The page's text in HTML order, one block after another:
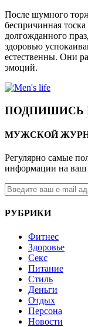
После шумного
беспричинная
долгожданного
здоровью
естественны. Они
эмоций.
ПОДПИШИСЬ
МУЖСКОЙ
Регулярно самые
информации на
РУБРИКИ
Фитнес
Здоровье
Секс
Питание
Стиль
Деньги
Отдых
Персона
Новости